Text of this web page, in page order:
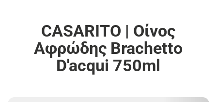
CASARITO | Οίνος
Αφρώδης Brachetto
D'acqui 750ml